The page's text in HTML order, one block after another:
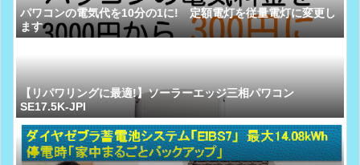
パワコンの電気代を10分の1に! 定額電灯を従量電灯に変更し
ます
【リパワリングに最適!】ソーラーエッジ三相パワコン
SE17.5K-JPI